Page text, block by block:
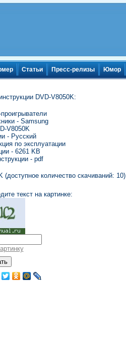
Статьи Пресс-релизы Юмор
DVD-V8050K:
- Samsung
V8050K
- Русский
по эксплуатации
- 6261 KB
- pdf
количество скачиваний: 10)
текст на картинке: